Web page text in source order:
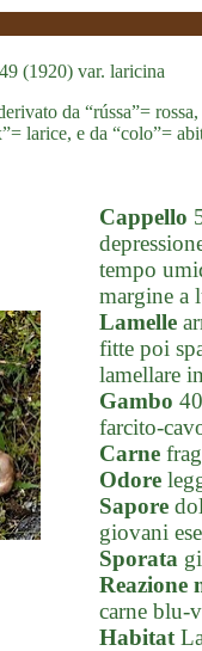
(1920) var. laricina
da “rússa”=
larice, e da “colo”=
Cappello
tempo
margine a
Lamelle
fitte poi
lamellare
Gambo
farcito-
Carne
Odore
Sapore
giovani
Sporata
Reazione
carne blu-
Habitat